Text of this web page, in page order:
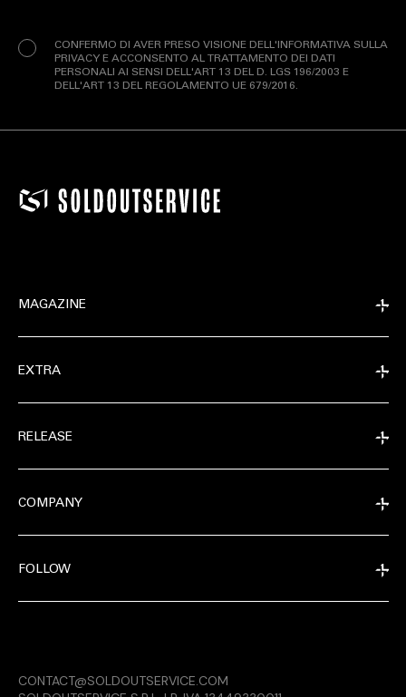
RELEASE
CONFERMO DI AVER PRESO VISIONE DELL'INFORMATIVA SULLA
PRIVACY E ACCONSENTO AL TRATTAMENTO DEI DATI
PERSONALI AI SENSI DELL'ART 13 DEL D. LGS 196/2003 E
DELL'ART 13 DEL REGOLAMENTO UE 679/2016.
MAGAZINE
EXTRA
RELEASE
COMPANY
FOLLOW
CONTACT@SOLDOUTSERVICE.COM